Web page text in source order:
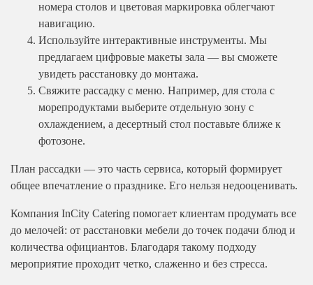
номера столов и цветовая маркировка облегчают
навигацию.
Используйте интерактивные инструменты. Мы
предлагаем цифровые макеты зала — вы сможете
увидеть расстановку до монтажа.
Свяжите рассадку с меню. Например, для стола с
морепродуктами выберите отдельную зону с
охлаждением, а десертный стол поставьте ближе к
фотозоне.
План рассадки — это часть сервиса, который формирует
общее впечатление о празднике. Его нельзя недооценивать.
Компания InCity Catering помогает клиентам продумать все
до мелочей: от расстановки мебели до точек подачи блюд и
количества официантов. Благодаря такому подходу
мероприятие проходит четко, слаженно и без стресса.